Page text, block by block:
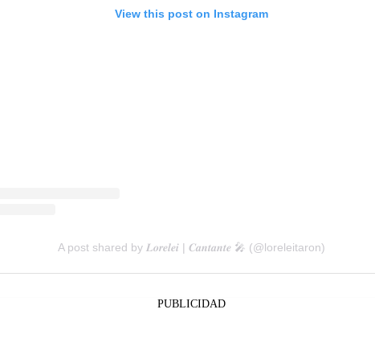
View this post on Instagram
A post shared by 𝑳𝒐𝒓𝒆𝒍𝒆𝒊 | 𝑪𝒂𝒏𝒕𝒂𝒏𝒕𝒆 🎤 (@loreleitaron)
PUBLICIDAD